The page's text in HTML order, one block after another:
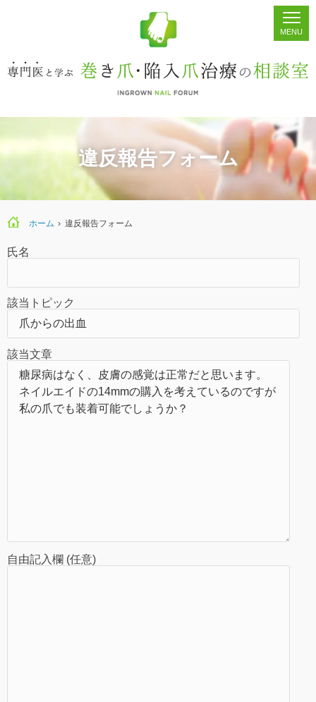
シェア 掲示板 検索
違反報告フォーム
ホーム › 違反報告フォーム
氏名
該当トピック
該当文章
自由記入欄 (任意)